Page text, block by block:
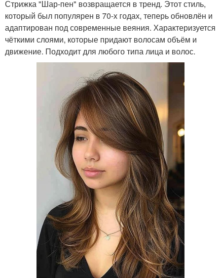
Стрижка "Шар-пен" возвращается в тренд. Этот стиль,
который был популярен в 70-х годах, теперь обновлён и
адаптирован под современные веяния. Характеризуется
чёткими слоями, которые придают волосам объём и
движение. Подходит для любого типа лица и волос.